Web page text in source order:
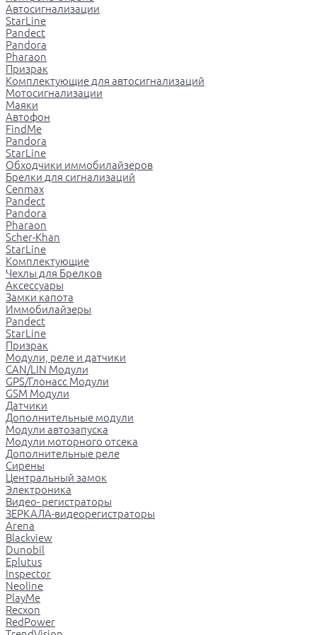
Автосигнализации
StarLine
Pandect
Pandora
Pharaon
Призрак
Комплектующие для автосигнализаций
Мотосигнализации
Маяки
Автофон
FindMe
Pandora
StarLine
Обходчики иммобилайзеров
Брелки для сигнализаций
Cenmax
Pandect
Pandora
Pharaon
Scher-Khan
StarLine
Комплектующие
Чехлы для Брелков
Аксессуары
Замки капота
Иммобилайзеры
Pandect
StarLine
Призрак
Модули, реле и датчики
CAN/LIN Модули
GPS/Глонасс Модули
GSM Модули
Датчики
Дополнительные модули
Модули автозапуска
Модули моторного отсека
Дополнительные реле
Сирены
Центральный замок
Электроника
Видео- регистраторы
ЗЕРКАЛА-видеорегистраторы
Arena
Blackview
Dunobil
Eplutus
Inspector
Neoline
PlayMe
Recxon
RedPower